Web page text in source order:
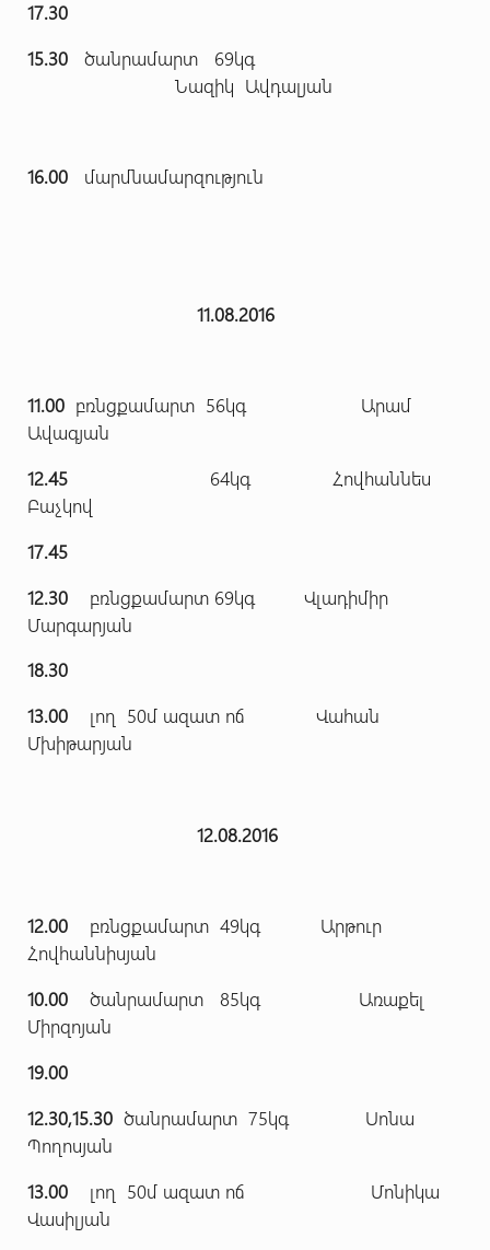
17.30
15.30ծանրամարտ 69կգ
Նազիկ Ավդալյան
16.00մարմնամարզություն
11.08.2016
11.00բռնցքամարտ 56կգ Արամ
Ավագյան
12.4564կգ Հովհաննես
Բաչկով
17.45
12.30բռնցքամարտ 69կգ Վլադիմիր
Մարգարյան
18.30
13.00լող 50մ ազատ ոճ Վահան
Մխիթարյան
12.08.2016
12.00բռնցքամարտ 49կգ Արթուր
Հովհաննիսյան
10.00ծանրամարտ 85կգ Առաքել
Միրզոյան
19.00
12.30,15.30ծանրամարտ 75կգ Սոնա
Պողոսյան
13.00լող 50մ ազատ ոճ Մոնիկա
Վասիլյան